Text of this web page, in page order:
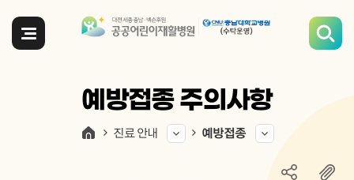
전체메뉴
예방접종 주의사항
진료 안내 예방접종